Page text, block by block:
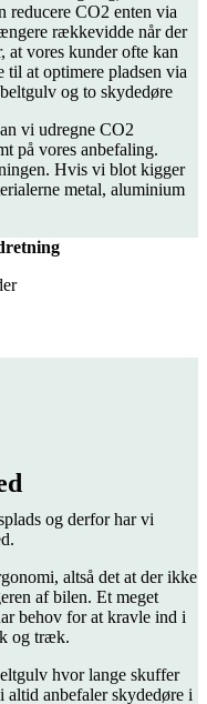
reducere CO2 enten via
rækkevidde når der
at vores kunder ofte kan
til at optimere pladsen via
og to skydedøre
vi udregne CO2
på vores anbefaling.
Hvis vi blot kigger
metal, aluminium
og derfor har vi
altså det at der ikke
af bilen. Et meget
behov for at kravle ind i
og træk.
hvor lange skuffer
altid anbefaler skydedøre i